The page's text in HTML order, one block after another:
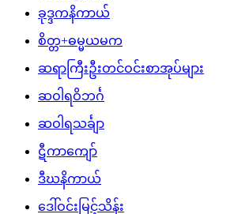
ခုဒ္ဒကနိကာယ်
စိတ္တ+ဓမ္မယမက
ဆရာကြီးဦးတင်ဝင်းစာအုပ်များ
ဆဝါရဝိဘင်္ဂ
ဆဝါရသင်္ချာ
ဋီကာကျော်
ဒီဃနိကာယ်
ဒေါ်ဝင်းမြင့်သိန်း